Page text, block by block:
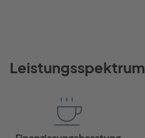
Leistungsspektrum